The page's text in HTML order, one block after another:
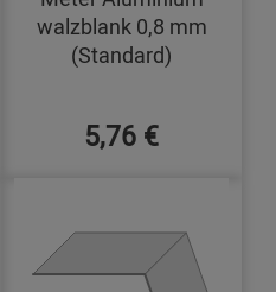
walzblank 0,8 mm
(Standard)
5,76 €